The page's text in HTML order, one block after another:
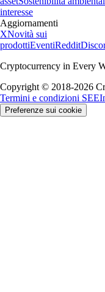
interesse
Aggiornamenti
XNovità sui
prodottiEventiReddit
Cryptocurrency in Every
Copyright © 2018-2026
Termini e condizioni SEE
Preferenze sui cookie